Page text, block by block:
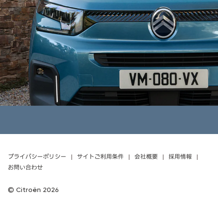
Citroën 2026
プライバシーポリシー サイトご利用条件 会社概要
採用情報
お問い合わせ